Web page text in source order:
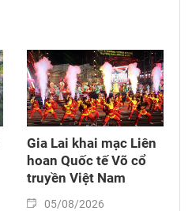
Gia Lai khai mạc Liên
hoan Quốc tế Võ cổ
truyền Việt Nam
05/08/2026